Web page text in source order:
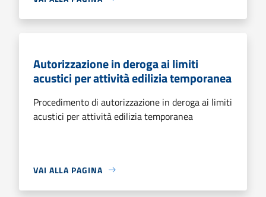
Autorizzazione in deroga ai limiti
acustici per attività edilizia temporanea
Procedimento di autorizzazione in deroga ai limiti
acustici per attività edilizia temporanea
VAI ALLA PAGINA